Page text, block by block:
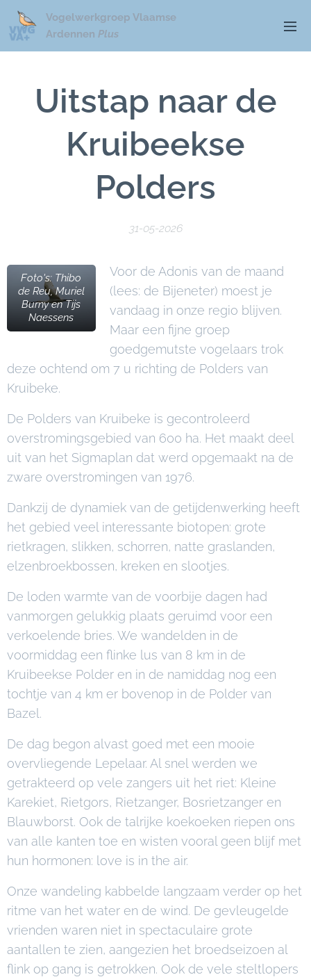
Vogelwerkgroep Vlaamse
Ardennen Plus
Uitstap naar de
Kruibeekse
Polders
31-05-2026
Foto's: Thibo
de Reu, Muriel
Burny en Tijs
Naessens
Voor de Adonis van de maand
(lees: de Bijeneter) moest je
vandaag in onze regio blijven.
Maar een fijne groep
goedgemutste vogelaars trok
deze ochtend om 7 u richting de Polders van
Kruibeke.
De Polders van Kruibeke is gecontroleerd
overstromingsgebied van 600 ha. Het maakt deel
uit van het Sigmaplan dat werd opgemaakt na de
zware overstromingen van 1976.
Dankzij de dynamiek van de getijdenwerking heeft
het gebied veel interessante biotopen: grote
rietkragen, slikken, schorren, natte graslanden,
elzenbroekbossen, kreken en slootjes.
De loden warmte van de voorbije dagen had
vanmorgen gelukkig plaats geruimd voor een
verkoelende bries. We wandelden in de
voormiddag een flinke lus van 8 km in de
Kruibeekse Polder en in de namiddag nog een
tochtje van 4 km er bovenop in de Polder van
Bazel.
De dag begon alvast goed met een mooie
overvliegende Lepelaar. Al snel werden we
getrakteerd op vele zangers uit het riet: Kleine
Karekiet, Rietgors, Rietzanger, Bosrietzanger en
Blauwborst. Ook de talrijke koekoeken riepen ons
van alle kanten toe en wisten vooral geen blijf met
hun hormonen: love is in the air.
Onze wandeling kabbelde langzaam verder op het
ritme van het water en de wind. De gevleugelde
vrienden waren niet in spectaculaire grote
aantallen te zien, aangezien het broedseizoen al
flink op gang is getrokken. Ook de vele steltlopers